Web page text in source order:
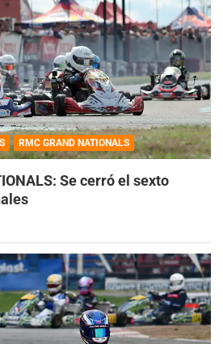
RMC GRAND NATIONALS
Se cerró el sexto